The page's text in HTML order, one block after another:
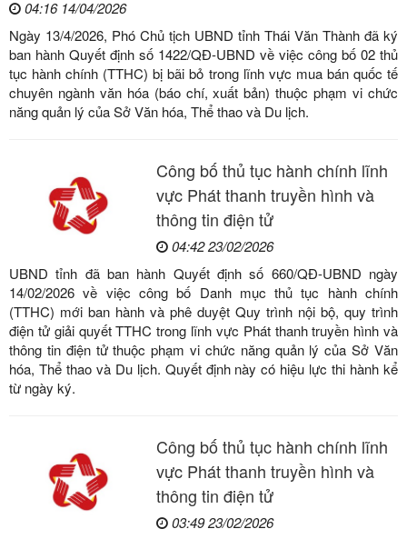
04:16 14/04/2026
Ngày 13/4/2026, Phó Chủ tịch UBND tỉnh Thái Văn Thành đã ký
ban hành Quyết định số 1422/QĐ-UBND về việc công bố 02 thủ
tục hành chính (TTHC) bị bãi bỏ trong lĩnh vực mua bán quốc tế
chuyên ngành văn hóa (báo chí, xuất bản) thuộc phạm vi chức
năng quản lý của Sở Văn hóa, Thể thao và Du lịch.
Công bố thủ tục hành chính lĩnh
vực Phát thanh truyền hình và
thông tin điện tử
04:42 23/02/2026
UBND tỉnh đã ban hành Quyết định số 660/QĐ-UBND ngày
14/02/2026 về việc công bố Danh mục thủ tục hành chính
(TTHC) mới ban hành và phê duyệt Quy trình nội bộ, quy trình
điện tử giải quyết TTHC trong lĩnh vực Phát thanh truyền hình và
thông tin điện tử thuộc phạm vi chức năng quản lý của Sở Văn
hóa, Thể thao và Du lịch. Quyết định này có hiệu lực thi hành kể
từ ngày ký.
Công bố thủ tục hành chính lĩnh
vực Phát thanh truyền hình và
thông tin điện tử
03:49 23/02/2026